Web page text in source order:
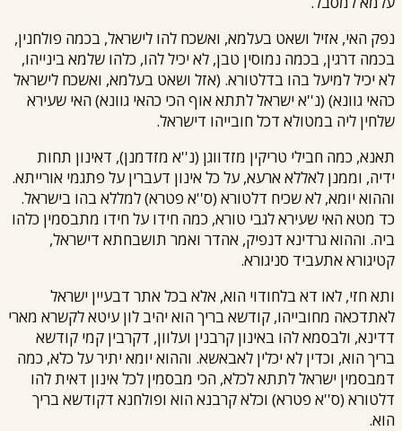
נפק האי, אזיל ושאט בעלמא, ואשכח להו לישראל, בכמה פולחנין,
בכמה דרגין, בכמה נמוסין טבן, לא יכיל להו, כלהו שלמא בינייהו,
לא יכיל למיעל בהו בדלטורא. (אזל ושאט בעלמא, ואשכח לישראל
כהאי גוונא) (נ''א ישראל לתתא אוף הכי כהאי גוונא) האי שעירא
שלחין ליה במטולא דכל חובייהו דישראל.
תאנא, כמה חבילי טריקין מזדווגן (נ''א מזדמנן), דאינון תחות
ידיה, וממנן לאללא ארעא, על כל אינון דעברין על פתגמי אורייתא.
וההוא יומא, לא שכיח דלטורא (ס''א פטרא) למללא בהו בישראל.
כד מטא האי שעירא לגבי טורא, כמה חידו על חידו מתבסמין כלהו
ביה. וההוא גרדינא דנפיק, אהדר ואמר תושבחתא דישראל,
קטיגורא אתעביד סניגורא.
ותא חזי, לאו דא בלחודוי הוא, אלא בכל אתר דבעיין ישראל
לאתדכאה מחובייהו, קודשא בריך הוא יהיב לון עיטא לקשרא מארי
דדינא, ולבסמא להו באינון קרבנין ועלוון, דקרבין קמי קודשא
בריך הוא, וכדין לא יכלין לאבאשא. וההוא יומא יתיר על כלא, כמה
דמבסמין ישראל לתתא לכלא, הכי מבסמין לכל אינון דאית להו
דלטורא (ס''א פטרא) וכלא קרבנא הוא ופולחנא דקודשא בריך
הוא.